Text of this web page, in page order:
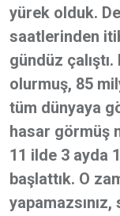
yürek olduk.
saatlerinden
gündüz
olurmuş, 85
tüm dünyaya
hasar görmüş
11 ilde 3 ayda
başlattık. O